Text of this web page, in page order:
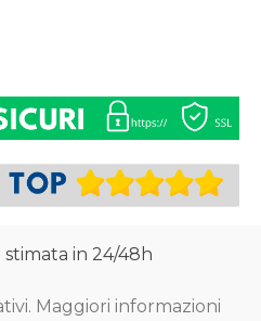
stimata in 24/48h
Maggiori informazioni